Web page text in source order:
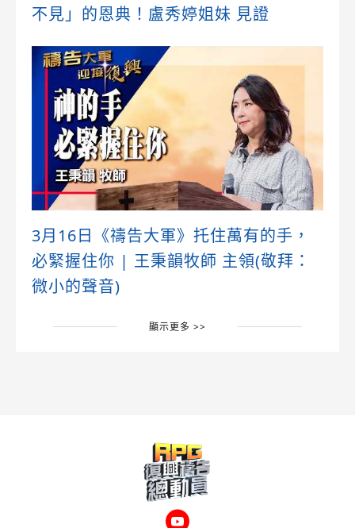
不見」的恩典！盧秀婷姐妹 見證
3月16日《禱告大軍》托住萬有的手，
必緊握住你 | 王秉韻牧師 主領(敬拜：
微小的聲音)
顯示更多 >>